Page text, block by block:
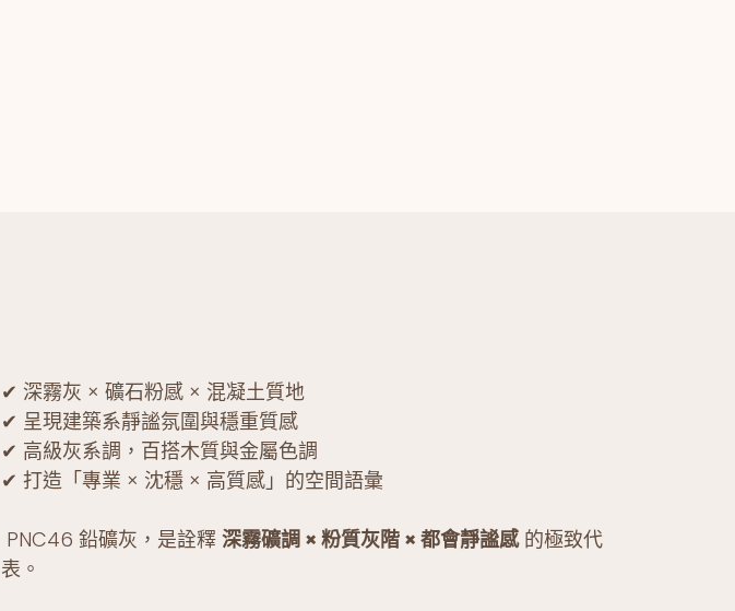
✔ 深霧灰 × 礦石粉感 × 混凝土質地
✔ 呈現建築系靜謐氛圍與穩重質感
✔ 高級灰系調，百搭木質與金屬色調
✔ 打造「專業 × 沈穩 × 高質感」的空間語彙
PNC46 鉛礦灰，是詮釋深霧礦調 × 粉質灰階 × 都會靜謐感的極致代
表。